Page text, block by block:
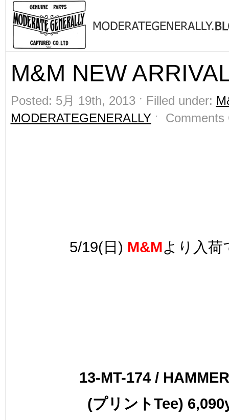
M&M NEW
Posted: 5月 19th, 2013 ˑ Filled under:
MODERATEGENERALLYˑ Comments
5/19(日) M&Mより入荷
13-MT-174 /
(プリントTee)